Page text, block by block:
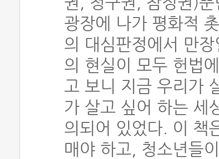
광장에 나가 평화적
의 대심판정에서 만
의 현실이 모두 헌법
고 보니 지금 우리가
가 살고 싶어 하는 세
의되어 있었다. 이 책
매야 하고, 청소년들